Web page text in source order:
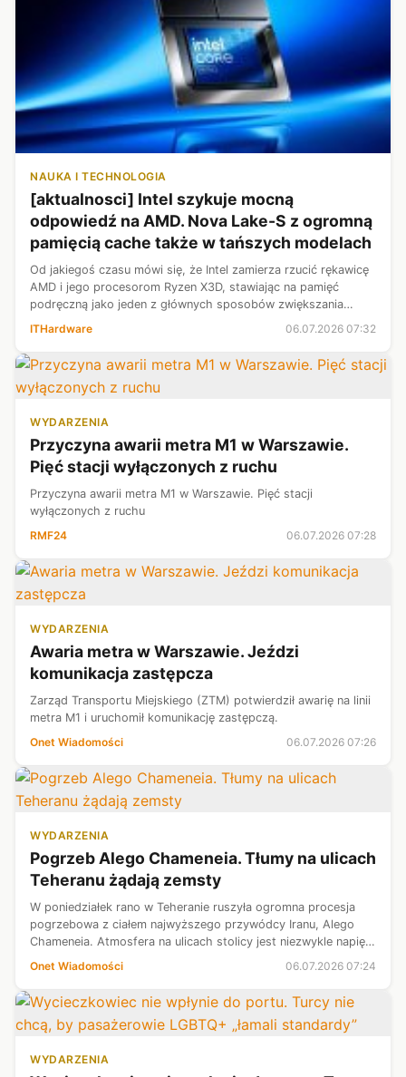
NAUKA I TECHNOLOGIA
[aktualnosci] Intel szykuje mocną
odpowiedź na AMD. Nova Lake-S z ogromną
pamięcią cache także w tańszych modelach
Od jakiegoś czasu mówi się, że Intel zamierza rzucić rękawicę
AMD i jego procesorom Ryzen X3D, stawiając na pamięć
podręczną jako jeden z głównych sposobów zwiększania
wydajności swoich przyszłych procesorów Nova Lake-S.
ITHardware 06.07.2026 07:32
WYDARZENIA
Przyczyna awarii metra M1 w Warszawie.
Pięć stacji wyłączonych z ruchu
Przyczyna awarii metra M1 w Warszawie. Pięć stacji
wyłączonych z ruchu
RMF24
06.07.2026 07:28
WYDARZENIA
Awaria metra w Warszawie. Jeździ
komunikacja zastępcza
Zarząd Transportu Miejskiego (ZTM) potwierdził awarię na linii
metra M1 i uruchomił komunikację zastępczą.
Onet Wiadomości
06.07.2026 07:26
WYDARZENIA
Pogrzeb Alego Chameneia. Tłumy na ulicach
Teheranu żądają zemsty
W poniedziałek rano w Teheranie ruszyła ogromna procesja
pogrzebowa z ciałem najwyższego przywódcy Iranu, Alego
Chameneia. Atmosfera na ulicach stolicy jest niezwykle napięta
— żałobnicy otwarcie domagają się odwetu na przywódcach
Onet Wiadomości 06.07.2026 07:24
WYDARZENIA